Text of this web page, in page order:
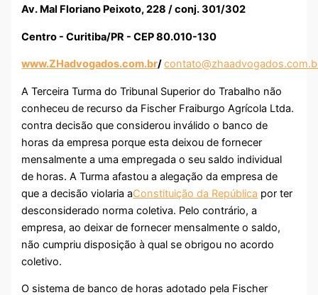
Av. Mal Floriano Peixoto, 228 / conj. 301/302
Centro - Curitiba/PR - CEP 80.010-130
www.ZHadvogados.com.br/
A Terceira Turma do Tribunal Superior do Trabalho não
conheceu de recurso da Fischer Fraiburgo Agrícola Ltda.
contra decisão que considerou inválido o banco de
horas da empresa porque esta deixou de fornecer
mensalmente a uma empregada o seu saldo individual
de horas. A Turma afastou a alegação da empresa de
que a decisão violaria aConstituição da República por ter
desconsiderado norma coletiva. Pelo contrário, a
empresa, ao deixar de fornecer mensalmente o saldo,
não cumpriu disposição à qual se obrigou no acordo
coletivo.
O sistema de banco de horas adotado pela Fischer